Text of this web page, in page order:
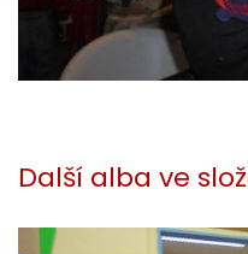
Další alba ve